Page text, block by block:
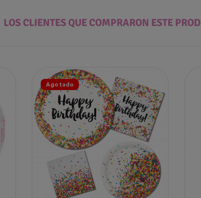
LOS CLIENTES QUE COMPRARON ESTE
Agotado